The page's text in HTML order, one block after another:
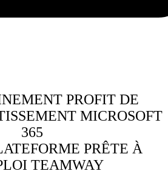
PROFIT DE
MICROSOFT
365
PRÊTE À
TEAMWAY